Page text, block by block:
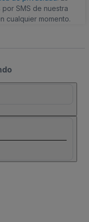
SMS de nuestra
cualquier momento.